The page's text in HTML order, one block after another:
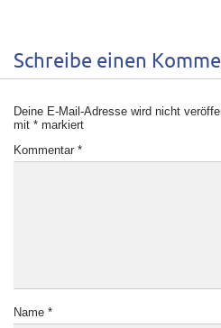
Schreibe einen
Deine E-Mail-Adresse wird nicht
mit * markiert
Kommentar *
Name *